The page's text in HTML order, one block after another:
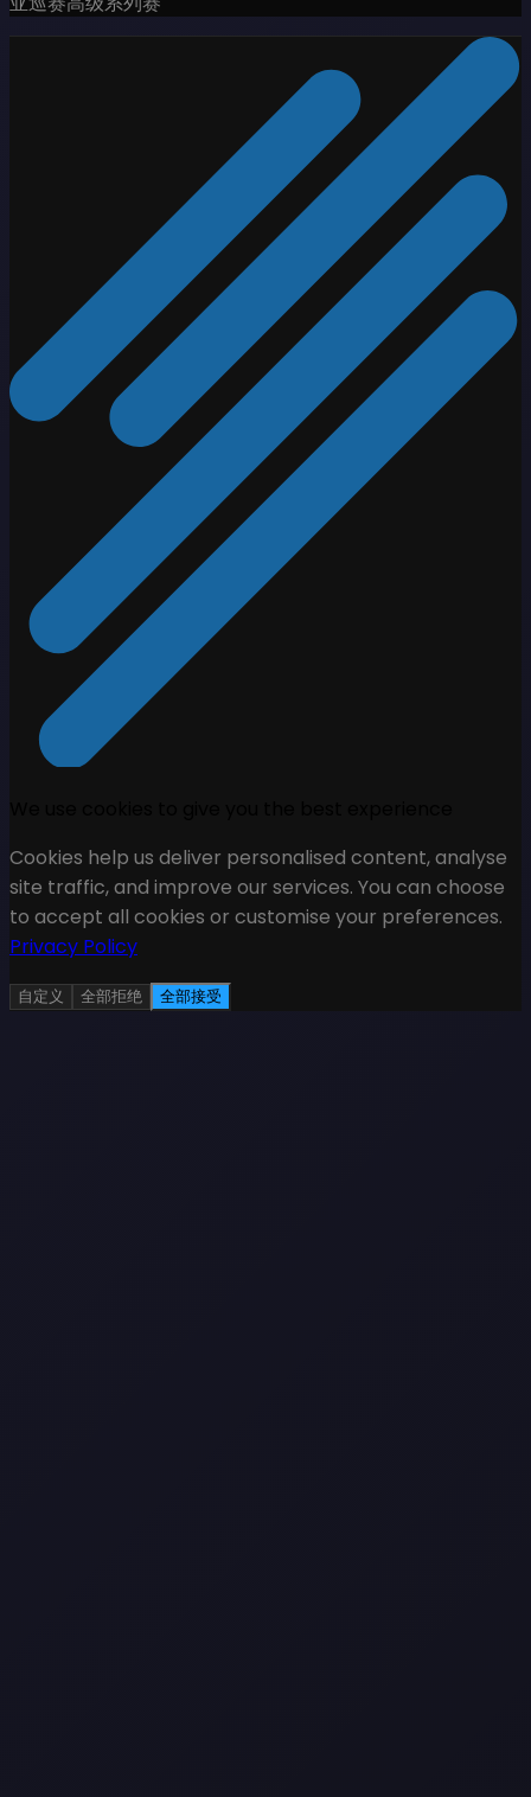
Cookies help us deliver personalised content, analyse
site traffic, and improve our services. You can choose
to accept all cookies or customise your preferences.
Privacy Policy
自定义 全部拒绝 全部接受